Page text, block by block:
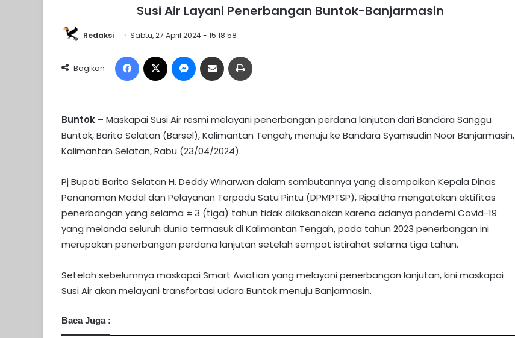
Susi Air Layani Penerbangan Buntok-Banjarmasin
Redaksi Sabtu, 27 April 2024 - 15:18:58
Bagikan
Facebook Messenger
Share via Email
Buntok – Maskapai Susi Air resmi melayani penerbangan perdana lanjutan dari Bandara Sanggu
Buntok, Barito Selatan (Barsel), Kalimantan Tengah, menuju ke Bandara Syamsudin Noor Banjarmasin,
Kalimantan Selatan, Rabu (23/04/2024).
Pj Bupati Barito Selatan H. Deddy Winarwan dalam sambutannya yang disampaikan Kepala Dinas
Penanaman Modal dan Pelayanan Terpadu Satu Pintu (DPMPTSP), Ripaltha mengatakan aktifitas
penerbangan yang selama ± 3 (tiga) tahun tidak dilaksanakan karena adanya pandemi Covid-19
yang melanda seluruh dunia termasuk di Kalimantan Tengah, pada tahun 2023 penerbangan ini
merupakan penerbangan perdana lanjutan setelah sempat istirahat selama tiga tahun.
Setelah sebelumnya maskapai Smart Aviation yang melayani penerbangan lanjutan, kini maskapai
Susi Air akan melayani transfortasi udara Buntok menuju Banjarmasin.
Baca Juga :